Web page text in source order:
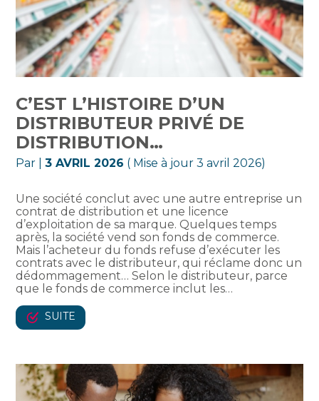
C’EST L’HISTOIRE D’UN
DISTRIBUTEUR PRIVÉ DE
DISTRIBUTION…
Par |3 AVRIL 2026 ( Mise à jour 3 avril 2026)
Une société conclut avec une autre entreprise un
contrat de distribution et une licence
d’exploitation de sa marque. Quelques temps
après, la société vend son fonds de commerce.
Mais l’acheteur du fonds refuse d’exécuter les
contrats avec le distributeur, qui réclame donc un
dédommagement… Selon le distributeur, parce
que le fonds de commerce inclut les…
SUITE